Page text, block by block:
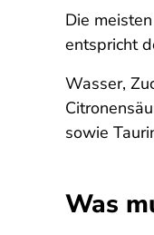
Die
entspricht
Wasser,
sowie
Was